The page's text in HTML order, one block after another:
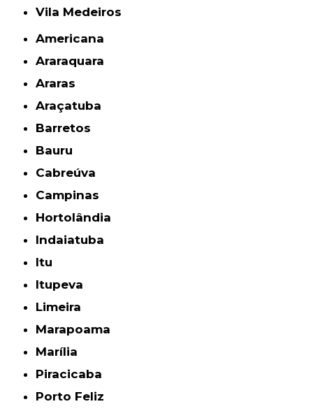
Vila Medeiros
Americana
Araraquara
Araras
Araçatuba
Barretos
Bauru
Cabreúva
Campinas
Hortolândia
Indaiatuba
Itu
Itupeva
Limeira
Marapoama
Marília
Piracicaba
Porto Feliz